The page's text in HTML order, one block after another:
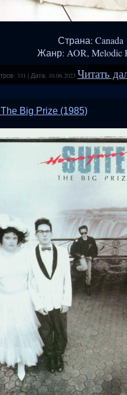
Страна: Canada
Жанр: AOR, Melodic
331 | Дата: 10.06.2023 Читать
Big Prize (1985)